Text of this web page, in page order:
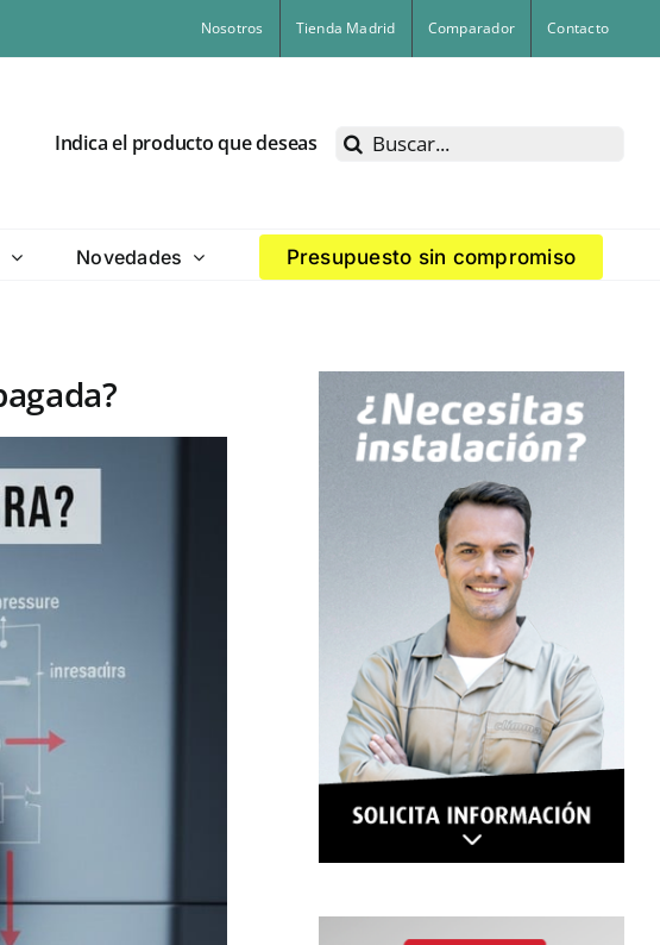
Nosotros Tienda Madrid Comparador Contacto
Indica el producto que deseas Buscar:
Novedades Presupuesto sin compromiso